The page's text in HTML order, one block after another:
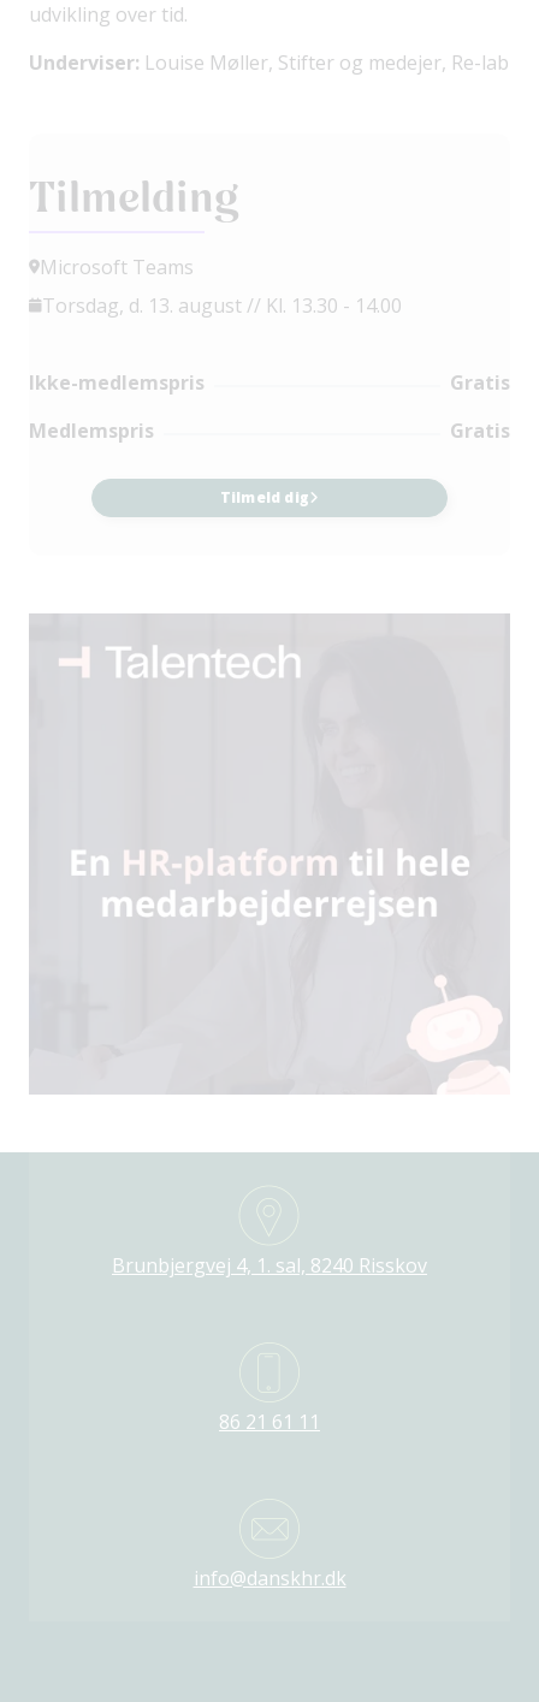
udvikling over tid.
Underviser: Louise Møller, Stifter og medejer, Re-lab
Tilmelding
Microsoft Teams
Torsdag, d. 13. august // Kl. 13.30 - 14.00
Ikke-medlemspris
Gratis
Medlemspris
Gratis
Tilmeld dig
Brunbjergvej 4, 1. sal, 8240 Risskov
86 21 61 11
info@danskhr.dk